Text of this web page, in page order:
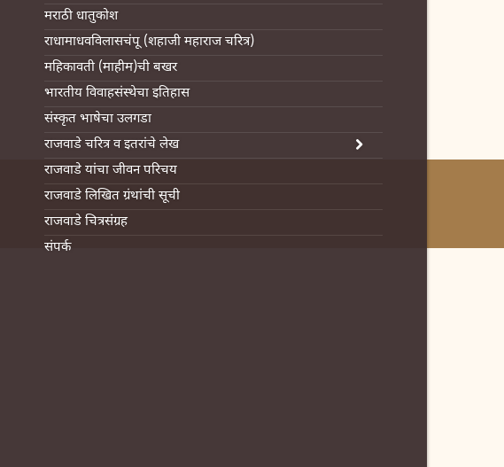
मराठी धातुकोश
राधामाधवविलासचंपू (शहाजी महाराज चरित्र)
महिकावती (माहीम)ची बखर
भारतीय विवाहसंस्थेचा इतिहास
संस्कृत भाषेचा उलगडा
राजवाडे चरित्र व इतरांचे लेख
राजवाडे यांचा जीवन परिचय
राजवाडे लिखित ग्रंथांची सूची
राजवाडे चित्रसंग्रह
संपर्क